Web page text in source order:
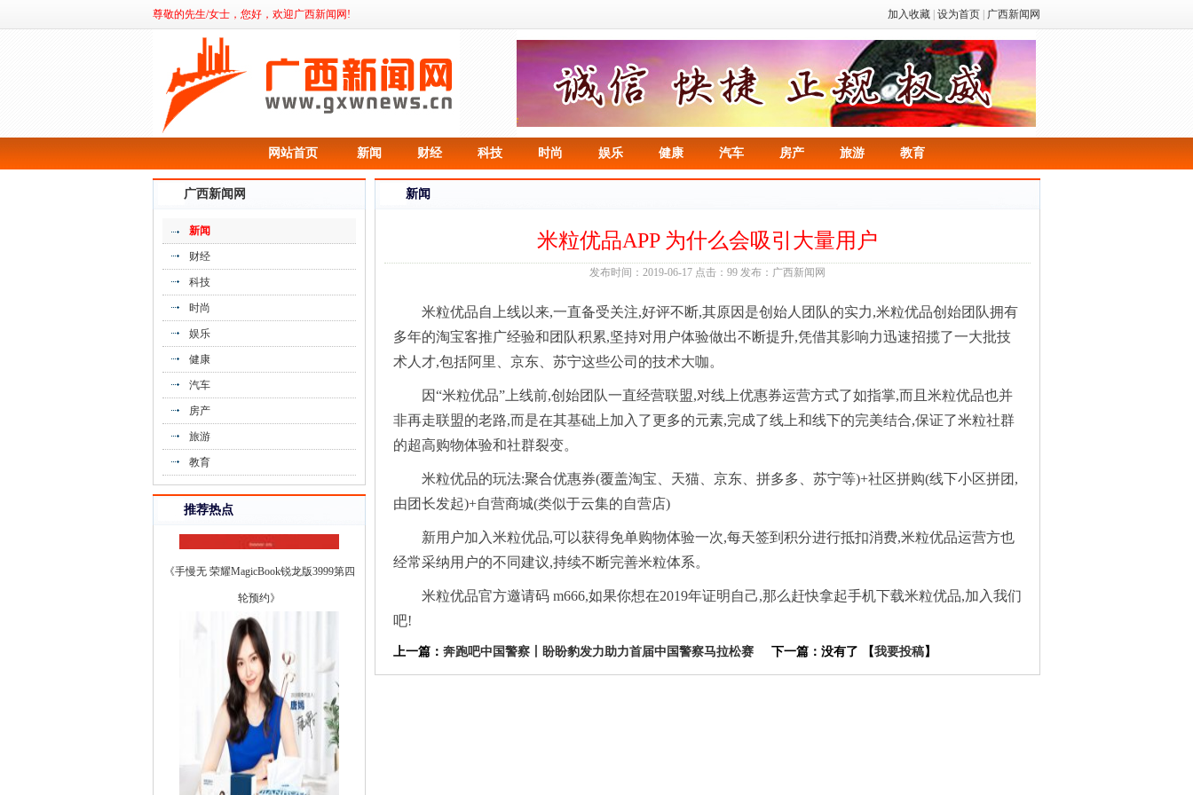
加入收藏 设为首页 广西新闻网
尊敬的先生/女士，您好，欢迎广西新闻网!
网站首页 新闻 财经 科技 时尚 娱乐 健康 汽车 房产 旅游 教育
广西新闻网
新闻
财经
科技
时尚
娱乐
健康
汽车
房产
旅游
教育
推荐热点
新闻
米粒优品APP 为什么会吸引大量用户
发布时间：2019-06-17 点击：99 发布：广西新闻网
米粒优品自上线以来,一直备受关注,好评不断,其原因是创始人团队的实力,米粒优品创始团队拥有
多年的淘宝客推广经验和团队积累,坚持对用户体验做出不断提升,凭借其影响力迅速招揽了一大批技
术人才,包括阿里、京东、苏宁这些公司的技术大咖。
因“米粒优品”上线前,创始团队一直经营联盟,对线上优惠券运营方式了如指掌,而且米粒优品也并
非再走联盟的老路,而是在其基础上加入了更多的元素,完成了线上和线下的完美结合,保证了米粒社群
的超高购物体验和社群裂变。
米粒优品的玩法:聚合优惠券(覆盖淘宝、天猫、京东、拼多多、苏宁等)+社区拼购(线下小区拼团,
由团长发起)+自营商城(类似于云集的自营店)
新用户加入米粒优品,可以获得免单购物体验一次,每天签到积分进行抵扣消费,米粒优品运营方也
经常采纳用户的不同建议,持续不断完善米粒体系。
米粒优品官方邀请码 m666,如果你想在2019年证明自己,那么赶快拿起手机下载米粒优品,加入我们
吧!
上一篇： 奔跑吧中国警察丨盼盼豹发力助力首届中国警察马拉松赛 下一篇：没有了 【我要投稿】